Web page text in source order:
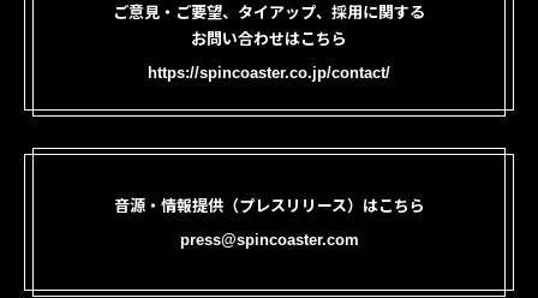
ご意見・ご要望、タイアップ、採用に関する
お問い合わせはこちら
https://spincoaster.co.jp/contact/
音源・情報提供（プレスリリース）はこちら
press@spincoaster.com